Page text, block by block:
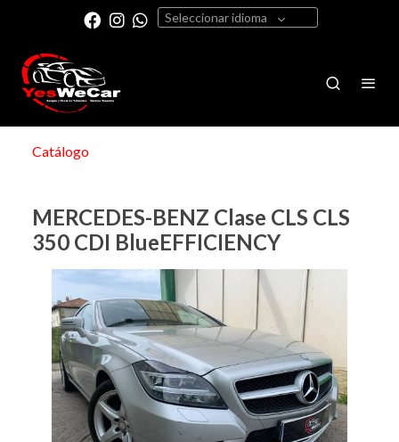
Seleccionar idioma
Catálogo
MERCEDES-BENZ Clase CLS CLS
350 CDI BlueEFFICIENCY